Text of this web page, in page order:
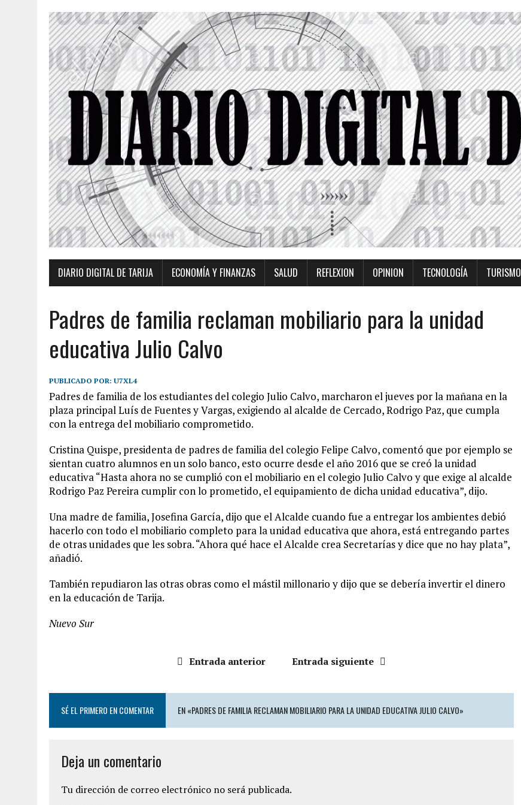
DIARIO DIGITAL DE TARIJA ECONOMÍA Y FINANZAS SALUD REFLEXION OPINION TECNOLOGÍA TURISMO
Padres de familia reclaman mobiliario para la unidad
educativa Julio Calvo
PUBLICADO POR: U7XL4
Padres de familia de los estudiantes del colegio Julio Calvo, marcharon el jueves por la mañana en la
plaza principal Luís de Fuentes y Vargas, exigiendo al alcalde de Cercado, Rodrigo Paz, que cumpla
con la entrega del mobiliario comprometido.
Cristina Quispe, presidenta de padres de familia del colegio Felipe Calvo, comentó que por ejemplo se
sientan cuatro alumnos en un solo banco, esto ocurre desde el año 2016 que se creó la unidad
educativa “Hasta ahora no se cumplió con el mobiliario en el colegio Julio Calvo y que exige al alcalde
Rodrigo Paz Pereira cumplir con lo prometido, el equipamiento de dicha unidad educativa”, dijo.
Una madre de familia, Josefina García, dijo que el Alcalde cuando fue a entregar los ambientes debió
hacerlo con todo el mobiliario completo para la unidad educativa que ahora, está entregando partes
de otras unidades que les sobra. “Ahora qué hace el Alcalde crea Secretarías y dice que no hay plata”,
añadió.
También repudiaron las otras obras como el mástil millonario y dijo que se debería invertir el dinero
en la educación de Tarija.
Nuevo Sur
Entrada anterior Entrada siguiente
SÉ EL PRIMERO EN COMENTAR EN «PADRES DE FAMILIA RECLAMAN MOBILIARIO PARA LA UNIDAD EDUCATIVA JULIO CALVO»
Deja un comentario
Tu dirección de correo electrónico no será publicada.